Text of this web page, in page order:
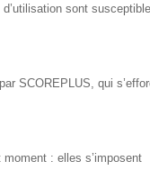
sont
SCOREPLUS, qui
: elles s’imposent